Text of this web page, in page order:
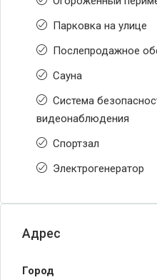
Парковка на улице
Послепродажное
Сауна
Система
видеонаблюдения
Спортзал
Электрогенератор
Адрес
Город